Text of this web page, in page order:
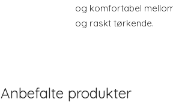
og komfortabel
og raskt tørkende.
Anbefalte produkter